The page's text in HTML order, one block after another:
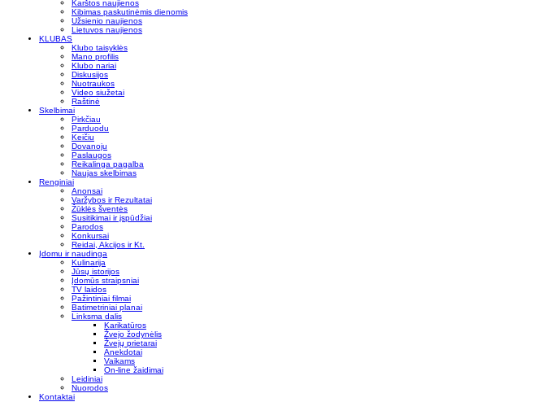
Karštos naujienos
Kibimas paskutinėmis dienomis
Užsienio naujienos
Lietuvos naujienos
KLUBAS
Klubo taisyklės
Mano profilis
Klubo nariai
Diskusijos
Nuotraukos
Video siužetai
Raštinė
Skelbimai
Pirkčiau
Parduodu
Keičiu
Dovanoju
Paslaugos
Reikalinga pagalba
Naujas skelbimas
Renginiai
Anonsai
Varžybos ir Rezultatai
Žūklės šventės
Susitikimai ir įspūdžiai
Parodos
Konkursai
Reidai, Akcijos ir Kt.
Įdomu ir naudinga
Kulinarija
Jūsų istorijos
Įdomūs straipsniai
TV laidos
Pažintiniai filmai
Batimetriniai planai
Linksma dalis
Karikatūros
Žvejo žodynėlis
Žvejų prietarai
Anekdotai
Vaikams
On-line žaidimai
Leidiniai
Nuorodos
Kontaktai